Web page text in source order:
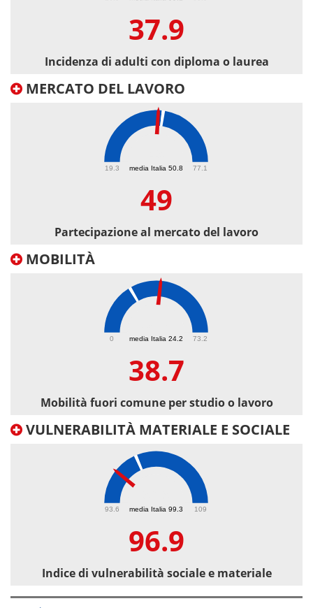
37.9
Incidenza di adulti con diploma o laurea
MERCATO DEL LAVORO
media Italia 50.8
19.3 77.1
49
Partecipazione al mercato del lavoro
MOBILITÀ
media Italia 24.2
0 73.2
38.7
Mobilità fuori comune per studio o lavoro
VULNERABILITÀ MATERIALE E SOCIALE
media Italia 99.3
93.6 109
96.9
Indice di vulnerabilità sociale e materiale